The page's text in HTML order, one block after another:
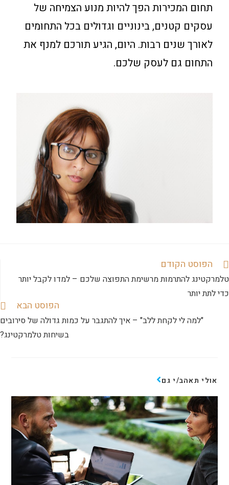
תחום המכירות הפך להיות מנוע הצמיחה של
עסקים קטנים, בינוניים וגדולים בכל התחומים
לאורך שנים רבות. היום, הגיע תורכם למנף את
התחום גם לעסק שלכם.
הפוסט הקודם
טלמרקטינג להתרמות מרשימת התפוצה שלכם – למדו לקבל יותר
כדי לתת יותר
הפוסט הבא
"למה לי לקחת ללב" – איך להתגבר על כמות גדולה של סירובים
בשיחות טלמרקטינג?
אולי תאהב/י גם